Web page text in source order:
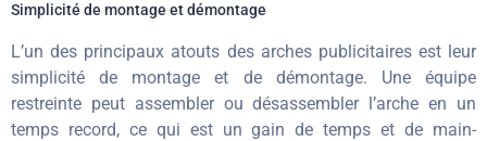
Simplicité de montage et démontage
L’un des principaux atouts des arches publicitaires est leur
simplicité de montage et de démontage. Une équipe
restreinte peut assembler ou désassembler l’arche en un
temps record, ce qui est un gain de temps et de main-